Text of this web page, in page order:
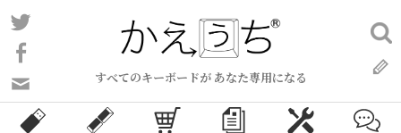
コ
ン
ン
ツ
すべてのキーボードが あなた専用になる
い
合
検
索: